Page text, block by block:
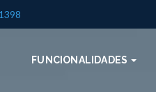
FUNCIONALIDADES